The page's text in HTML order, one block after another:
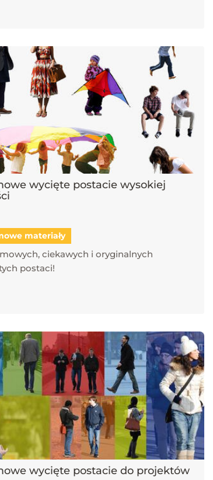
wycięte postacie wysokiej
materiały
ciekawych i oryginalnych
postaci!
wycięte postacie do projektów